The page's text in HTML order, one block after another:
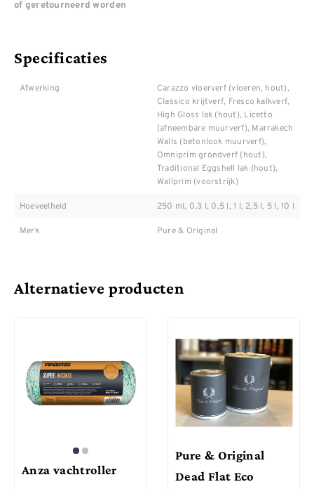
of geretourneerd worden
Specificaties
Afwerking
Carazzo vloerverf (vloeren, hout),
Classico krijtverf, Fresco kalkverf,
High Gloss lak (hout), Licetto
(afneembare muurverf), Marrakech
Walls (betonlook muurverf),
Omniprim grondverf (hout),
Traditional Eggshell lak (hout),
Wallprim (voorstrijk)
Hoeveelheid 250 ml, 0,3 l, 0,5 l, 1 l, 2,5 l, 5 l, 10 l
Merk Pure & Original
Alternatieve producten
Anza vachtroller
Pure & Original
Dead Flat Eco